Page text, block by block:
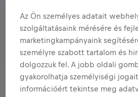
Az Ön személyes adatait
szolgáltatásaink mérésére és
marketingkampányaink
személyre szabott tartalom és
dolgozzuk fel. A jobb oldali
gyakorolhatja személyiségi
információért tekintse meg